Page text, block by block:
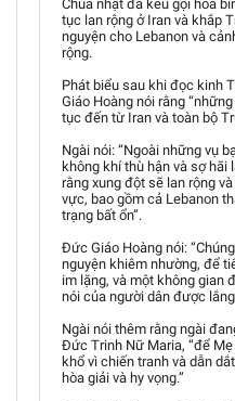
Chúa nhật đã kêu gọi hòa
tục lan rộng ở Iran và khắp
nguyện cho Lebanon và
rộng.
Phát biểu sau khi đọc kinh
Giáo Hoàng nói rằng
tục đến từ Iran và toàn bộ
Ngài nói: “Ngoài những vụ
không khí thù hận và sợ hãi
rằng xung đột sẽ lan rộng
vực, bao gồm cả Lebanon
trạng bất ổn”.
Đức Giáo Hoàng nói:
nguyện khiêm nhường, để
im lặng, và một không gian
nói của người dân được
Ngài nói thêm rằng ngài
Đức Trinh Nữ Maria, “để
khổ vì chiến tranh và dẫn
hòa giải và hy vọng.”